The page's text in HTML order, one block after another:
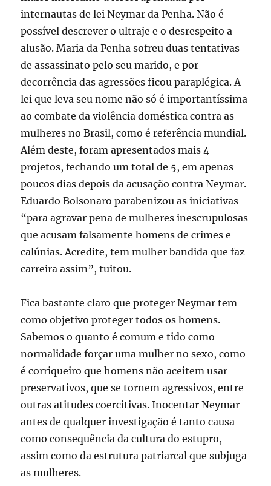
internautas de lei Neymar da Penha. Não é
possível descrever o ultraje e o desrespeito a
alusão. Maria da Penha sofreu duas tentativas
de assassinato pelo seu marido, e por
decorrência das agressões ficou paraplégica. A
lei que leva seu nome não só é importantíssima
ao combate da violência doméstica contra as
mulheres no Brasil, como é referência mundial.
Além deste, foram apresentados mais 4
projetos, fechando um total de 5, em apenas
poucos dias depois da acusação contra Neymar.
Eduardo Bolsonaro parabenizou as iniciativas
“para agravar pena de mulheres inescrupulosas
que acusam falsamente homens de crimes e
calúnias. Acredite, tem mulher bandida que faz
carreira assim”, tuitou.
Fica bastante claro que proteger Neymar tem
como objetivo proteger todos os homens.
Sabemos o quanto é comum e tido como
normalidade forçar uma mulher no sexo, como
é corriqueiro que homens não aceitem usar
preservativos, que se tornem agressivos, entre
outras atitudes coercitivas. Inocentar Neymar
antes de qualquer investigação é tanto causa
como consequência da cultura do estupro,
assim como da estrutura patriarcal que subjuga
as mulheres.